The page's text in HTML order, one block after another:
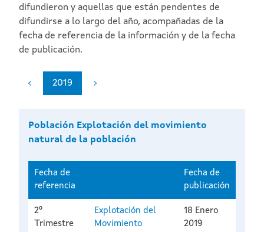
difundieron y aquellas que están pendentes de
difundirse a lo largo del año, acompañadas de la
fecha de referencia de la información y de la fecha
de publicación.
2019
Población Explotación del movimiento
natural de la población
Fecha de
referencia
Fecha de
publicación
2º
Trimestre
Explotación del
Movimiento
18 Enero
2019